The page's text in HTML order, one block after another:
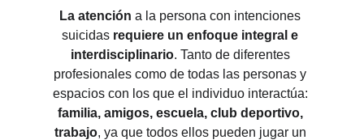
La atención a la persona con intenciones
suicidas requiere un enfoque integral e
interdisciplinario. Tanto de diferentes
profesionales como de todas las personas y
espacios con los que el individuo interactúa:
familia, amigos, escuela, club deportivo,
trabajo, ya que todos ellos pueden jugar un